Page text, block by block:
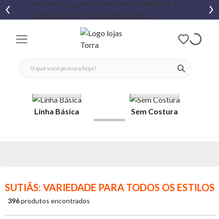
ver
fechar menu
fechar menu
favoritos
Linha Básica Sem Costura
SUTIÃS: VARIEDADE PARA TODOS OS ESTILOS
396produtos encontrados